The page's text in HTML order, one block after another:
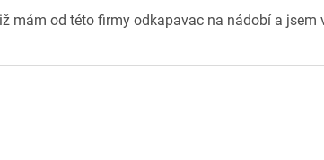
mám od této firmy odkapavac na nádobí a